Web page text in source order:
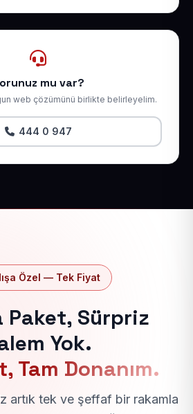
mu var?
web çözümünü birlikte belirleyelim.
444 0 947
Özel — Tek Fiyat
Paket, Sürpriz
Yok.
Tam Donanım.
artık tek ve şeffaf bir rakamla